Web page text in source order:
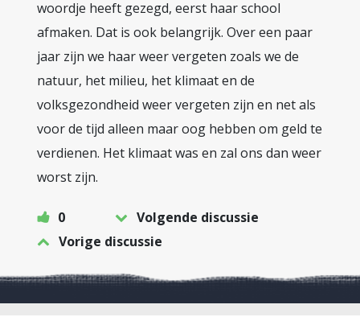
woordje heeft gezegd, eerst haar school
afmaken. Dat is ook belangrijk. Over een paar
jaar zijn we haar weer vergeten zoals we de
natuur, het milieu, het klimaat en de
volksgezondheid weer vergeten zijn en net als
voor de tijd alleen maar oog hebben om geld te
verdienen. Het klimaat was en zal ons dan weer
worst zijn.
0
Volgende discussie
Vorige discussie